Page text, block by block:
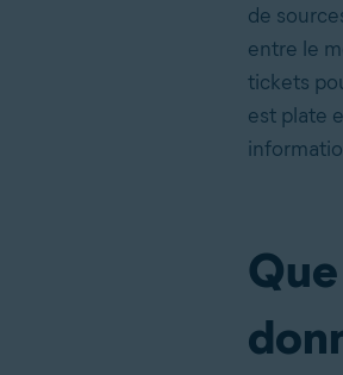
de
entre le
tickets
est plate